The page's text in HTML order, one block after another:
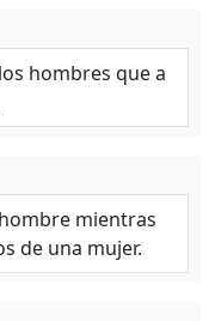
hombres que a
mientras
de una mujer.